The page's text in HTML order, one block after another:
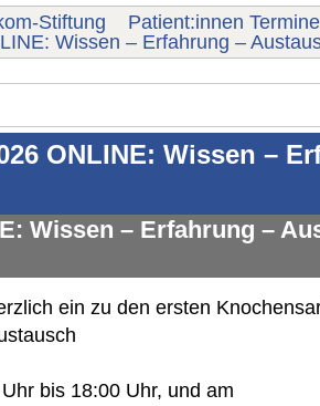
Stiftung
Patient:innen
Wissen – Erfahrung –
ONLINE: Wissen –
Wissen – Erfahrung –
ein zu den ersten
bis 18:00 Uhr, und am